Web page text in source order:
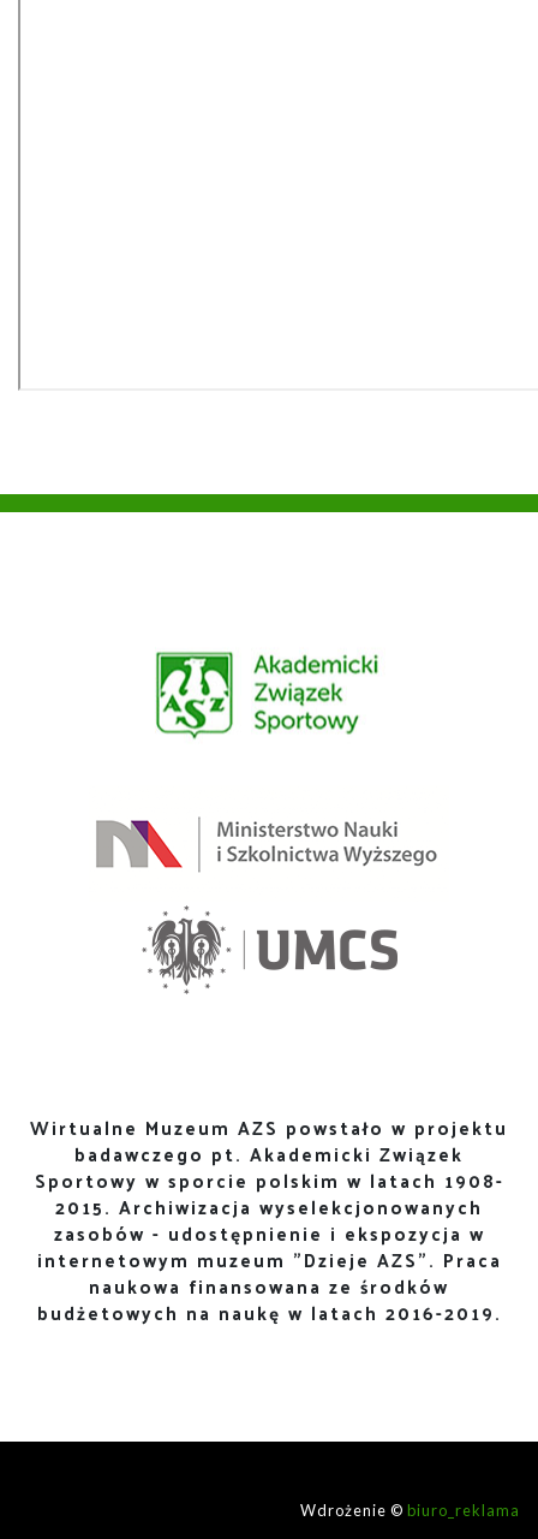
Wirtualne Muzeum AZS powstało w projektu
badawczego pt. Akademicki Związek
Sportowy w sporcie polskim w latach 1908-
2015. Archiwizacja wyselekcjonowanych
zasobów - udostępnienie i ekspozycja w
internetowym muzeum "Dzieje AZS". Praca
naukowa finansowana ze środków
budżetowych na naukę w latach 2016-2019.
Wdrożenie © biuro_reklama